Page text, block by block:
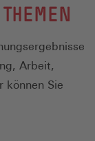
Arbeit,
können Sie